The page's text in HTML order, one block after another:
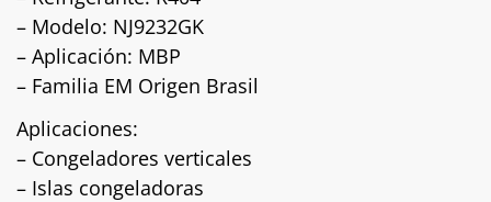
– Modelo: NJ9232GK
– Aplicación: MBP
– Familia EM Origen Brasil
Aplicaciones:
– Congeladores verticales
– Islas congeladoras